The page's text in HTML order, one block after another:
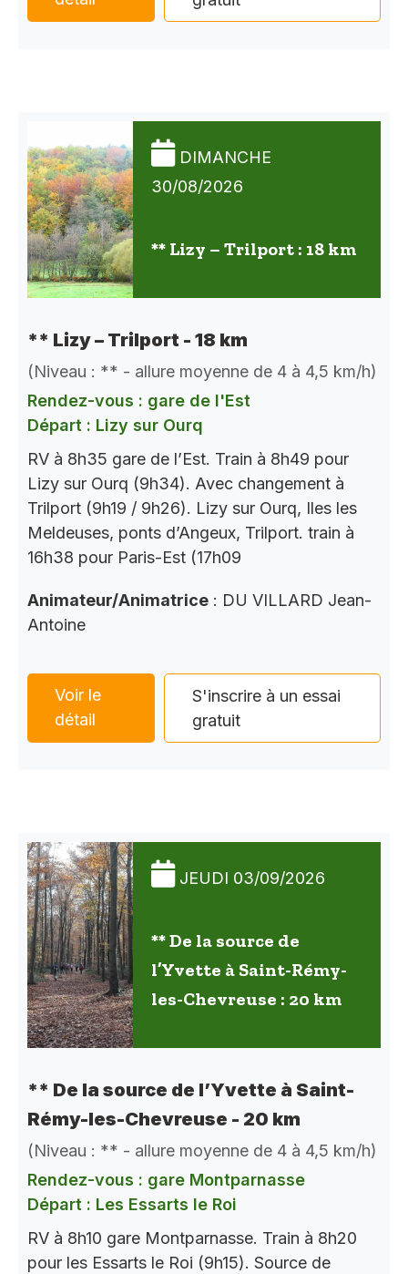
DIMANCHE
30/08/2026
** Lizy – Trilport : 18 km
** Lizy – Trilport - 18 km
(Niveau : ** - allure moyenne de 4 à 4,5 km/h)
Rendez-vous : gare de l'Est
Départ : Lizy sur Ourq
RV à 8h35 gare de l’Est. Train à 8h49 pour
Lizy sur Ourq (9h34). Avec changement à
Trilport (9h19 / 9h26). Lizy sur Ourq, Iles les
Meldeuses, ponts d’Angeux, Trilport. train à
16h38 pour Paris-Est (17h09
Animateur/Animatrice : DU VILLARD Jean-
Antoine
Voir le
détail
S'inscrire à un essai
gratuit
JEUDI 03/09/2026
** De la source de
l’Yvette à Saint-Rémy-
les-Chevreuse : 20 km
** De la source de l’Yvette à Saint-
Rémy-les-Chevreuse - 20 km
(Niveau : ** - allure moyenne de 4 à 4,5 km/h)
Rendez-vous : gare Montparnasse
Départ : Les Essarts le Roi
RV à 8h10 gare Montparnasse. Train à 8h20
pour les Essarts le Roi (9h15). Source de